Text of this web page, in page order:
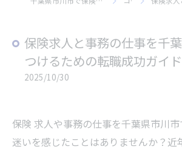
保険求人と事務の仕事を千
つけるための転職成功ガイド
2025/10/30
保険 求人や事務の仕事を千葉県市川
迷いを感じたことはありませんか？近